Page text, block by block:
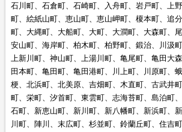
石川町、石倉町、石崎町、入舟町、岩戸町、上
町、絵紙山町、恵山町、恵山岬町、榎本町、追
町、大縄町、大船町、大町、大澗町、大森町、
安山町、海岸町、柏木町、柏野町、鍛治、川汲
上新川町、神山町、上湯川町、亀尾町、亀田大
田本町、亀田町、亀田港町、川上町、川原町、
梗、北浜町、北美原、吉畑町、木直町、古武井
町、栄町、汐首町、東雲町、志海苔町、島泊町
石町、新恵山町、新川町、新八幡町、新浜町、
川町、陣川、末広町、杉並町、鈴蘭丘町、住吉